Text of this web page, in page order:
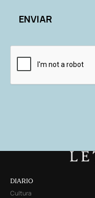
DIARIO
Cultura